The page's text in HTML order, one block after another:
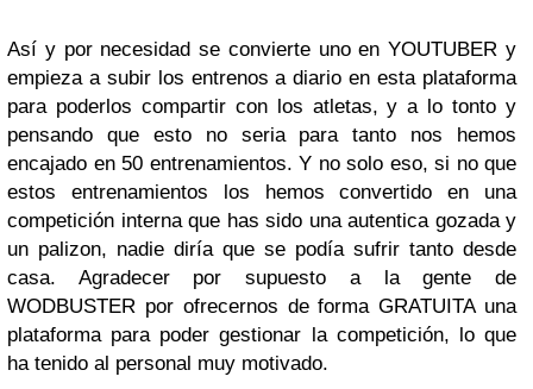
Así y por necesidad se convierte uno en YOUTUBER y
empieza a subir los entrenos a diario en esta plataforma
para poderlos compartir con los atletas, y a lo tonto y
pensando que esto no seria para tanto nos hemos
encajado en 50 entrenamientos. Y no solo eso, si no que
estos entrenamientos los hemos convertido en una
competición interna que has sido una autentica gozada y
un palizon, nadie diría que se podía sufrir tanto desde
casa. Agradecer por supuesto a la gente de
WODBUSTER por ofrecernos de forma GRATUITA una
plataforma para poder gestionar la competición, lo que
ha tenido al personal muy motivado.